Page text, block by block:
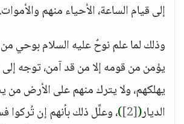
إلى قيام الساعة، الأحياء منهم والأموات.
وذلك لما علم نوحٌ عليه السلام بوحي من
يؤمن من قومه إلا من قد آمن، توجه إلى
يهلكهم، ولا يترك منهم على الأرض من
الديار(
[2]
)، وعلَّل ذلك بأنهم إن